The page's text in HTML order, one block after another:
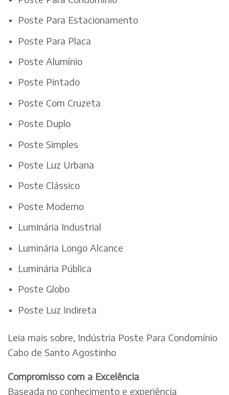
Poste Para Estacionamento
Poste Para Placa
Poste Alumínio
Poste Pintado
Poste Com Cruzeta
Poste Duplo
Poste Simples
Poste Luz Urbana
Poste Clássico
Poste Moderno
Luminária Industrial
Luminária Longo Alcance
Luminária Pública
Poste Globo
Poste Luz Indireta
Leia mais sobre, Indústria Poste Para Condomínio
Cabo de Santo Agostinho
Compromisso com a Excelência
Baseada no conhecimento e experiência